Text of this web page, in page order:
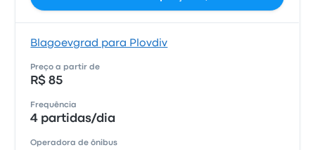
Blagoevgrad para Plovdiv
Preço a partir de
R$ 85
Frequência
4 partidas/dia
Operadora de ônibus